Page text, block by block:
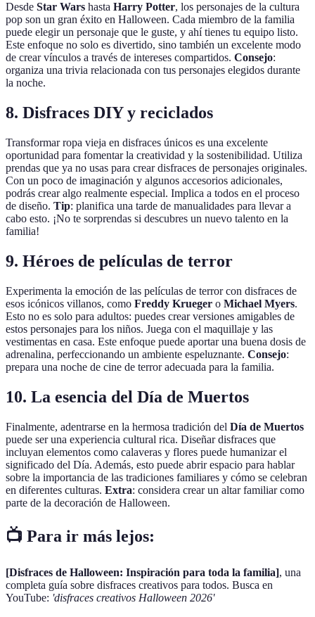
Desde Star Wars hasta Harry Potter, los personajes de la cultura
pop son un gran éxito en Halloween. Cada miembro de la familia
puede elegir un personaje que le guste, y ahí tienes tu equipo listo.
Este enfoque no solo es divertido, sino también un excelente modo
de crear vínculos a través de intereses compartidos. Consejo:
organiza una trivia relacionada con tus personajes elegidos durante
la noche.
8. Disfraces DIY y reciclados
Transformar ropa vieja en disfraces únicos es una excelente
oportunidad para fomentar la creatividad y la sostenibilidad. Utiliza
prendas que ya no usas para crear disfraces de personajes originales.
Con un poco de imaginación y algunos accesorios adicionales,
podrás crear algo realmente especial. Implica a todos en el proceso
de diseño. Tip: planifica una tarde de manualidades para llevar a
cabo esto. ¡No te sorprendas si descubres un nuevo talento en la
familia!
9. Héroes de películas de terror
Experimenta la emoción de las películas de terror con disfraces de
esos icónicos villanos, como Freddy Krueger o Michael Myers.
Esto no es solo para adultos: puedes crear versiones amigables de
estos personajes para los niños. Juega con el maquillaje y las
vestimentas en casa. Este enfoque puede aportar una buena dosis de
adrenalina, perfeccionando un ambiente espeluznante. Consejo:
prepara una noche de cine de terror adecuada para la familia.
10. La esencia del Día de Muertos
Finalmente, adentrarse en la hermosa tradición del Día de Muertos
puede ser una experiencia cultural rica. Diseñar disfraces que
incluyan elementos como calaveras y flores puede humanizar el
significado del Día. Además, esto puede abrir espacio para hablar
sobre la importancia de las tradiciones familiares y cómo se celebran
en diferentes culturas. Extra: considera crear un altar familiar como
parte de la decoración de Halloween.
📺 Para ir más lejos:
[Disfraces de Halloween: Inspiración para toda la familia], una
completa guía sobre disfraces creativos para todos. Busca en
YouTube: 'disfraces creativos Halloween 2026'